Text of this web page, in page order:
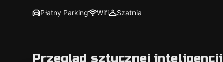
Płatny Parking Wifi Szatnia
Przegląd sztucznej inteligencji